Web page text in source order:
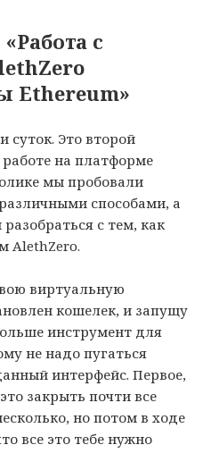
с
Ethereum»
суток. Это второй
на платформе
мы пробовали
способами, а
с тем, как
AlethZero.
виртуальную
кошелек, и запущу
инструмент для
не надо пугаться
интерфейс. Первое,
закрыть почти все
но потом в ходе
все это тебе нужно